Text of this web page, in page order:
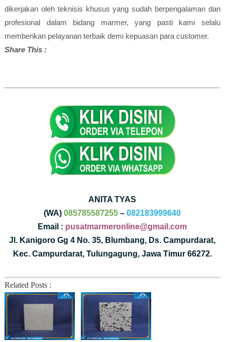
dikerjakan oleh teknisis khusus yang sudah berpengalaman dan
profesional dalam bidang marmer, yang pasti kami selalu
memberikan pelayanan terbaik demi kepuasan para customer.
Share This :
ANITA TYAS
(WA)085785587255 –082183999640
Email : pusatmarmeronline@gmail.com
Jl. Kanigoro Gg 4 No. 35, Blumbang, Ds. Campurdarat,
Kec. Campurdarat, Tulungagung, Jawa Timur 66272.
Related Posts :